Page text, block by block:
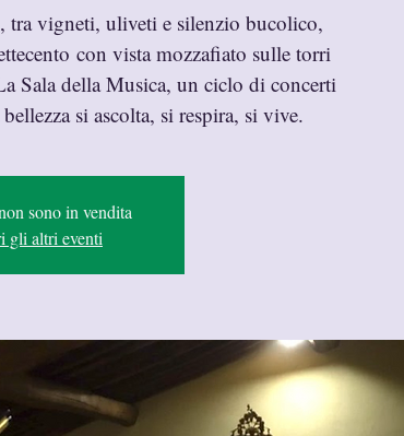
tra vigneti, uliveti e silenzio bucolico,
con vista mozzafiato sulle torri
Sala della Musica, un ciclo di concerti
si ascolta, si respira, si vive.
sono in vendita
gli altri eventi